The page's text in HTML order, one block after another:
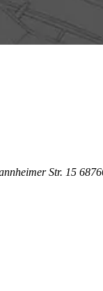
Str. 15